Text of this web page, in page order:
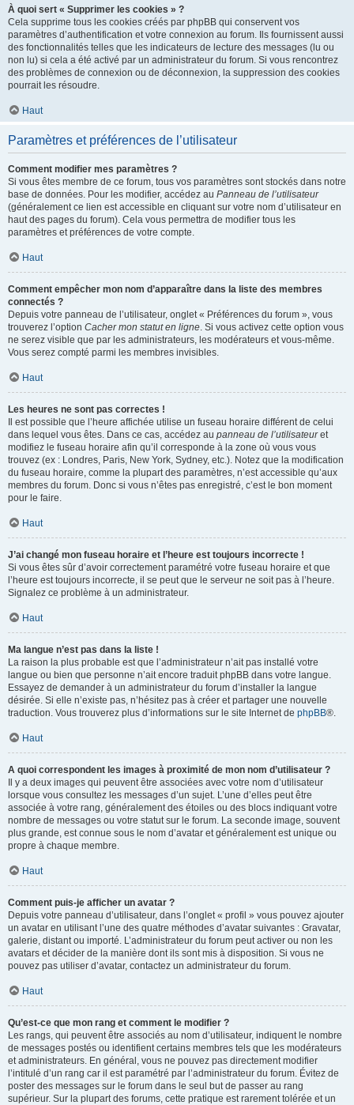
À quoi sert « Supprimer les cookies » ?
Cela supprime tous les cookies créés par phpBB qui conservent vos
paramètres d’authentification et votre connexion au forum. Ils fournissent aussi
des fonctionnalités telles que les indicateurs de lecture des messages (lu ou
non lu) si cela a été activé par un administrateur du forum. Si vous rencontrez
des problèmes de connexion ou de déconnexion, la suppression des cookies
pourrait les résoudre.
Haut
Paramètres et préférences de l’utilisateur
Comment modifier mes paramètres ?
Si vous êtes membre de ce forum, tous vos paramètres sont stockés dans notre
base de données. Pour les modifier, accédez au Panneau de l’utilisateur
(généralement ce lien est accessible en cliquant sur votre nom d’utilisateur en
haut des pages du forum). Cela vous permettra de modifier tous les
paramètres et préférences de votre compte.
Haut
Comment empêcher mon nom d’apparaître dans la liste des membres
connectés ?
Depuis votre panneau de l’utilisateur, onglet « Préférences du forum », vous
trouverez l’option Cacher mon statut en ligne. Si vous activez cette option vous
ne serez visible que par les administrateurs, les modérateurs et vous-même.
Vous serez compté parmi les membres invisibles.
Haut
Les heures ne sont pas correctes !
Il est possible que l’heure affichée utilise un fuseau horaire différent de celui
dans lequel vous êtes. Dans ce cas, accédez au panneau de l’utilisateuret
modifiez le fuseau horaire afin qu’il corresponde à la zone où vous vous
trouvez (ex : Londres, Paris, New York, Sydney, etc.). Notez que la modification
du fuseau horaire, comme la plupart des paramètres, n’est accessible qu’aux
membres du forum. Donc si vous n’êtes pas enregistré, c’est le bon moment
pour le faire.
Haut
J’ai changé mon fuseau horaire et l’heure est toujours incorrecte !
Si vous êtes sûr d’avoir correctement paramétré votre fuseau horaire et que
l’heure est toujours incorrecte, il se peut que le serveur ne soit pas à l’heure.
Signalez ce problème à un administrateur.
Haut
Ma langue n’est pas dans la liste !
La raison la plus probable est que l’administrateur n’ait pas installé votre
langue ou bien que personne n’ait encore traduit phpBB dans votre langue.
Essayez de demander à un administrateur du forum d’installer la langue
désirée. Si elle n’existe pas, n’hésitez pas à créer et partager une nouvelle
traduction. Vous trouverez plus d’informations sur le site Internet de phpBB®.
Haut
A quoi correspondent les images à proximité de mon nom d’utilisateur ?
Il y a deux images qui peuvent être associées avec votre nom d’utilisateur
lorsque vous consultez les messages d’un sujet. L’une d’elles peut être
associée à votre rang, généralement des étoiles ou des blocs indiquant votre
nombre de messages ou votre statut sur le forum. La seconde image, souvent
plus grande, est connue sous le nom d’avatar et généralement est unique ou
propre à chaque membre.
Haut
Comment puis-je afficher un avatar ?
Depuis votre panneau d’utilisateur, dans l’onglet « profil » vous pouvez ajouter
un avatar en utilisant l’une des quatre méthodes d’avatar suivantes : Gravatar,
galerie, distant ou importé. L’administrateur du forum peut activer ou non les
avatars et décider de la manière dont ils sont mis à disposition. Si vous ne
pouvez pas utiliser d’avatar, contactez un administrateur du forum.
Haut
Qu’est-ce que mon rang et comment le modifier ?
Les rangs, qui peuvent être associés au nom d’utilisateur, indiquent le nombre
de messages postés ou identifient certains membres tels que les modérateurs
et administrateurs. En général, vous ne pouvez pas directement modifier
l’intitulé d’un rang car il est paramétré par l’administrateur du forum. Évitez de
poster des messages sur le forum dans le seul but de passer au rang
supérieur. Sur la plupart des forums, cette pratique est rarement tolérée et un